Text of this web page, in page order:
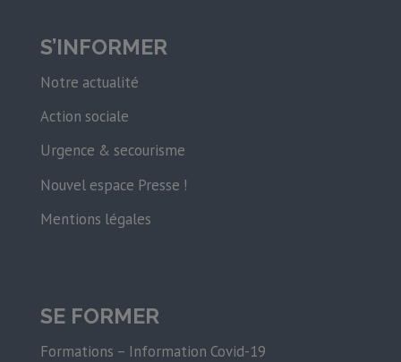
S’INFORMER
Notre actualité
Action sociale
Urgence & secourisme
Nouvel espace Presse !
Mentions légales
SE FORMER
Formations – Information Covid-19